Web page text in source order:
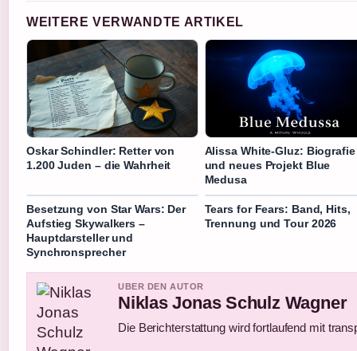
WEITERE VERWANDTE ARTIKEL
Oskar Schindler: Retter von
1.200 Juden – die Wahrheit
Alissa White-Gluz: Biografie
und neues Projekt Blue
Medusa
Besetzung von Star Wars: Der
Aufstieg Skywalkers –
Hauptdarsteller und
Synchronsprecher
Tears for Fears: Band, Hits,
Trennung und Tour 2026
UBER DEN AUTOR
Niklas Jonas Schulz Wagner
Die Berichterstattung wird fortlaufend mit